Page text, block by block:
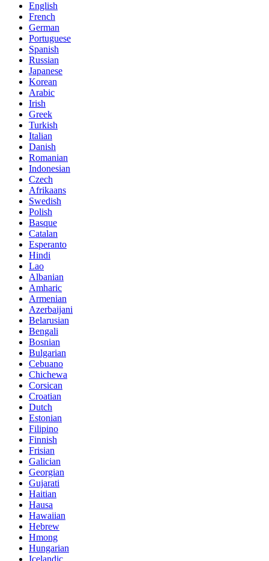
English
French
German
Portuguese
Spanish
Russian
Japanese
Korean
Arabic
Irish
Greek
Turkish
Italian
Danish
Romanian
Indonesian
Czech
Afrikaans
Swedish
Polish
Basque
Catalan
Esperanto
Hindi
Lao
Albanian
Amharic
Armenian
Azerbaijani
Belarusian
Bengali
Bosnian
Bulgarian
Cebuano
Chichewa
Corsican
Croatian
Dutch
Estonian
Filipino
Finnish
Frisian
Galician
Georgian
Gujarati
Haitian
Hausa
Hawaiian
Hebrew
Hmong
Hungarian